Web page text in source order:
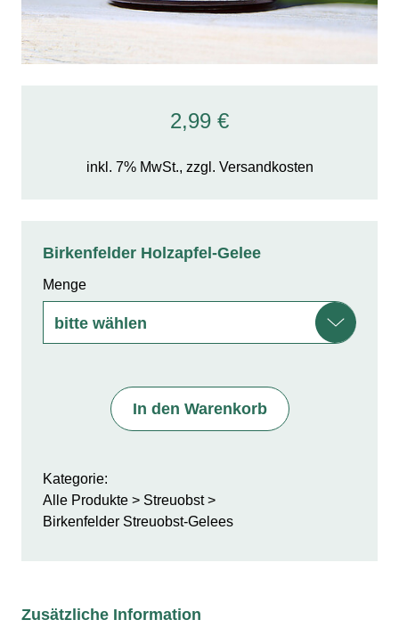
2,99 €
inkl. 7% MwSt., zzgl. Versandkosten
Birkenfelder Holzapfel-Gelee
Menge
In den Warenkorb
Kategorie:
Alle Produkte
Streuobst
Birkenfelder Streuobst-Gelees
Zusätzliche Information